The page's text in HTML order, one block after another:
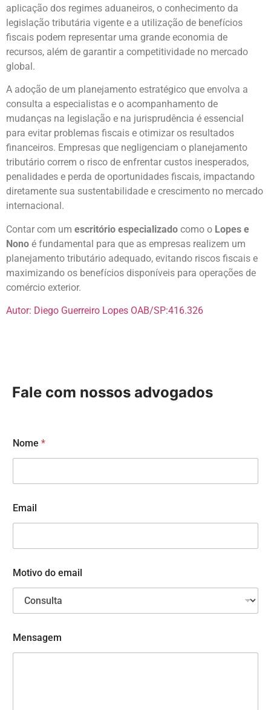
aplicação dos regimes aduaneiros, o conhecimento da
legislação tributária vigente e a utilização de benefícios
fiscais podem representar uma grande economia de
recursos, além de garantir a competitividade no mercado
global.
A adoção de um planejamento estratégico que envolva a
consulta a especialistas e o acompanhamento de
mudanças na legislação e na jurisprudência é essencial
para evitar problemas fiscais e otimizar os resultados
financeiros. Empresas que negligenciam o planejamento
tributário correm o risco de enfrentar custos inesperados,
penalidades e perda de oportunidades fiscais, impactando
diretamente sua sustentabilidade e crescimento no mercado
internacional.
Contar com um escritório especializado como o Lopes e
Nono é fundamental para que as empresas realizem um
planejamento tributário adequado, evitando riscos fiscais e
maximizando os benefícios disponíveis para operações de
comércio exterior.
Autor: Diego Guerreiro Lopes OAB/SP:416.326
Fale com nossos advogados
Nome *
Email
o
m
E
a
i
l
Motivo do email
Mensagem